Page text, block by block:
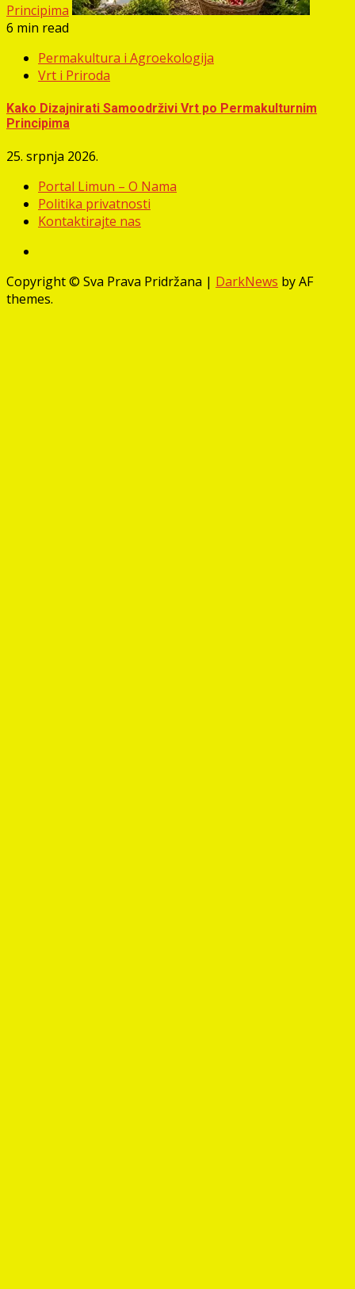
Principima
6 min read
Permakultura i Agroekologija
Vrt i Priroda
Kako Dizajnirati Samoodrživi Vrt po Permakulturnim
Principima
25. srpnja 2026.
Portal Limun – O Nama
Politika privatnosti
Kontaktirajte nas
Copyright © Sva Prava Pridržana | DarkNews by AF
themes.